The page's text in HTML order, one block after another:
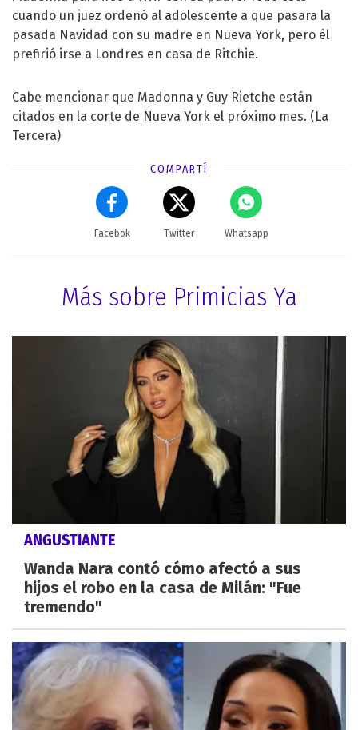
cuando un juez ordenó al adolescente a que pasara la
pasada Navidad con su madre en Nueva York, pero él
prefirió irse a Londres en casa de Ritchie.
Cabe mencionar que Madonna y Guy Rietche están
citados en la corte de Nueva York el próximo mes. (La
Tercera)
COMPARTÍ
Facebok Twitter Whatsapp
Más sobre Primicias Ya
ANGUSTIANTE
Wanda Nara contó cómo afectó a sus
hijos el robo en la casa de Milán: "Fue
tremendo"